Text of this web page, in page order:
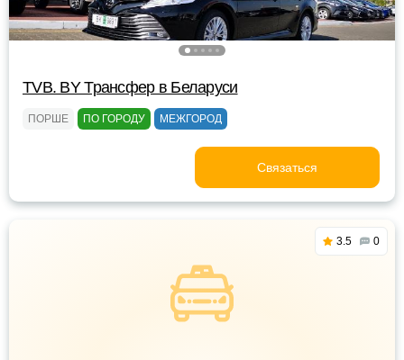
TVB. BY Трансфер в Беларуси
ПОРШЕ ПО ГОРОДУ МЕЖГОРОД
Связаться
3.5 0